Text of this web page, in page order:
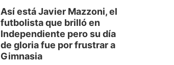
Así está Javier Mazzoni, el
futbolista que brilló en
Independiente pero su día
de gloria fue por frustrar a
Gimnasia